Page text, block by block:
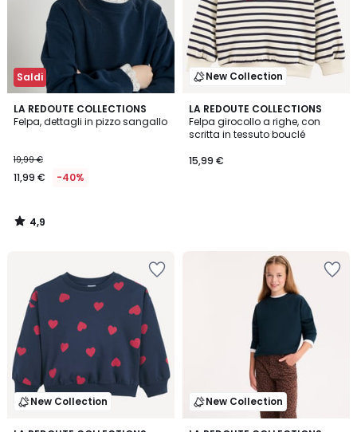
Saldi
LA REDOUTE COLLECTIONS
Felpa, dettagli in pizzo sangallo
19,99 €
11,99 € -40%
4,9
/ 5
4,9
/
New Collection
LA REDOUTE COLLECTIONS
Felpa girocollo a righe, con
scritta in tessuto bouclé
15,99 €
New Collection New Collection